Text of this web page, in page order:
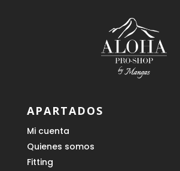
APARTADOS
Mi cuenta
Quienes somos
Fitting